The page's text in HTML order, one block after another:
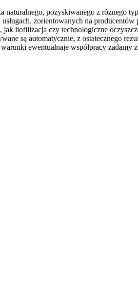
pozyskiwanego z różnego
zorientowanych na
liofilizacja czy technologiczne
są automatycznie, z ostatecznego
ewentualnaje współpracy zadamy